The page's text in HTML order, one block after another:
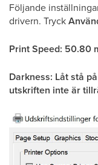
Följande
drivern. Tryck
Print Speed: 50.80
Darkness: Låt stå
utskriften inte är